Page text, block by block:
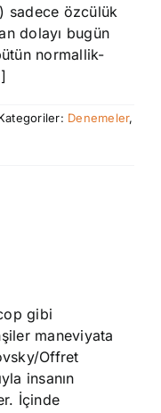
sadece özcülük
dolayı bugün
normallik-
Denemeler,
gibi
maneviyata
Offret
insanın
İçinde